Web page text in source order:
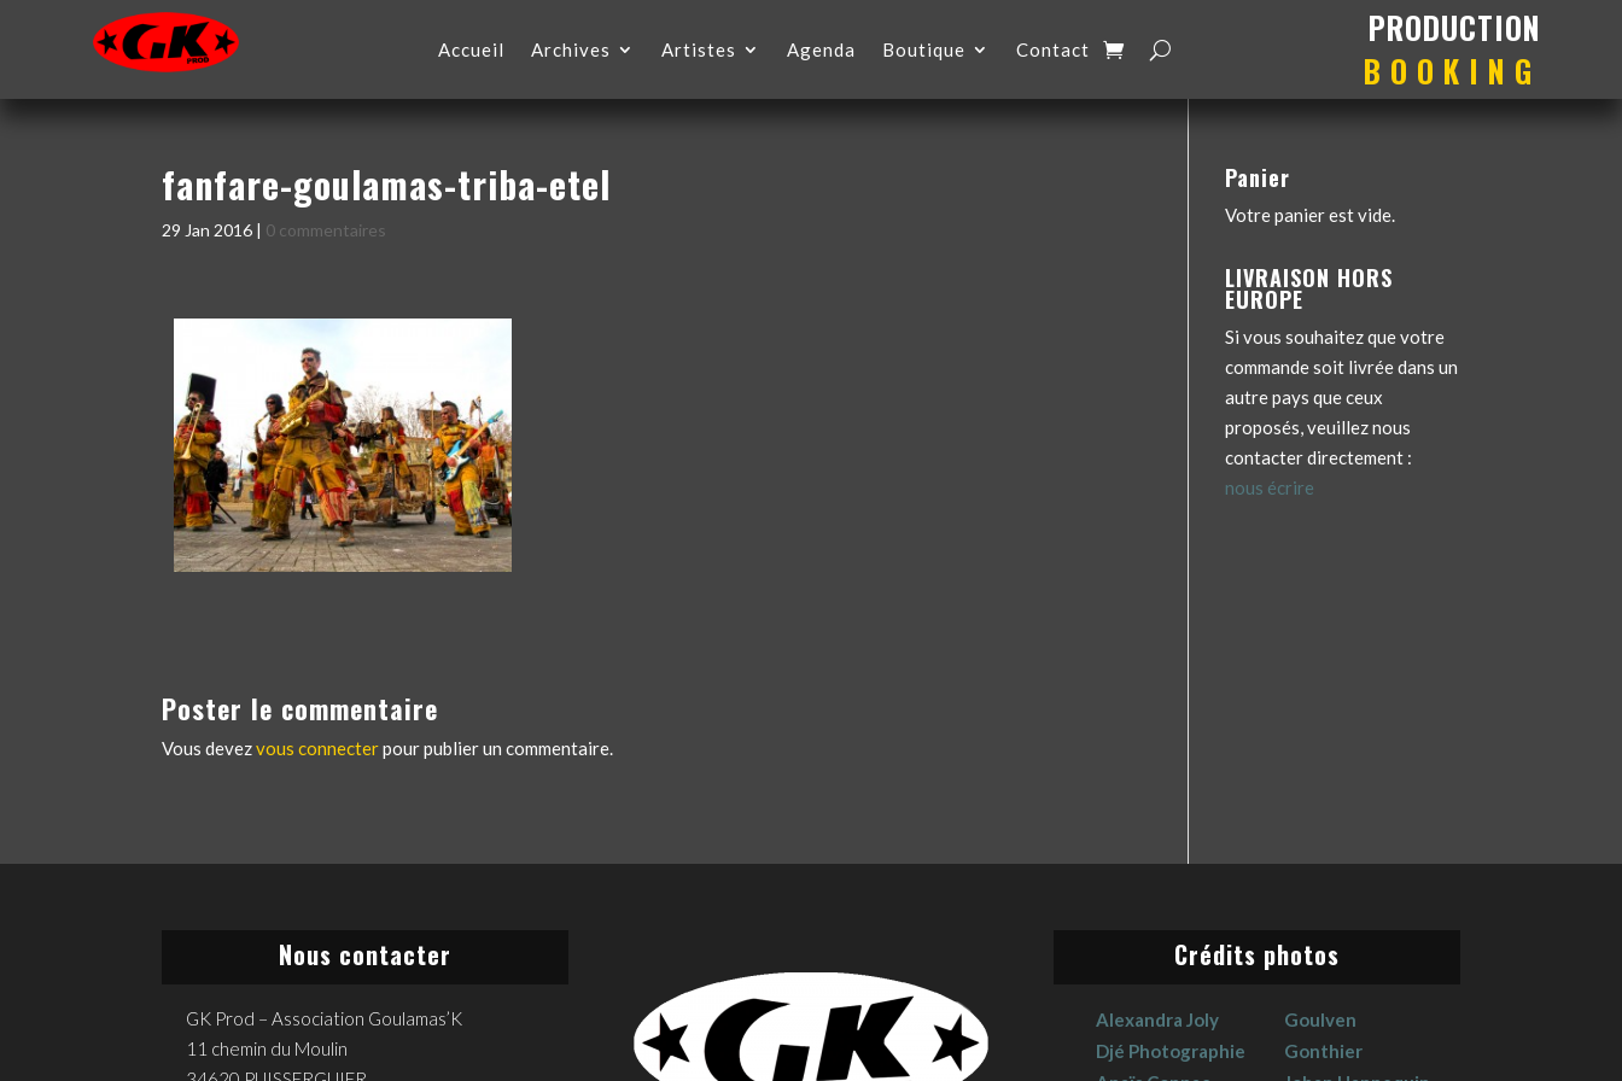
Accueil Archives Artistes Agenda Boutique Contact production
booking
fanfare-goulamas-triba-etel
29 Jan 2016 | 0 commentaires
Poster le commentaire
Vous devezvous connecterpour publier un commentaire.
Panier
Votre panier est vide.
LIVRAISON HORS
EUROPE
Si vous souhaitez que votre
commande soit livrée dans un
autre pays que ceux
proposés, veuillez nous
contacter directement :
nous écrire
Nous contacter
GK Prod – Association Goulamas’K
11 chemin du Moulin
Crédits photos
Alexandra Joly
Djé Photographie
Goulven
Gonthier